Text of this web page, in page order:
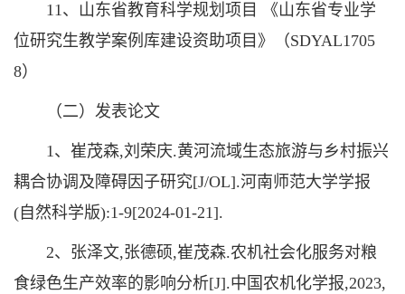
11、山东省教育科学规划项目 《山东省专业学
位研究生教学案例库建设资助项目》（SDYAL1705
8）
（二）发表论文
1、崔茂森,刘荣庆.黄河流域生态旅游与乡村振兴
耦合协调及障碍因子研究[J/OL].河南师范大学学报
(自然科学版):1-9[2024-01-21].
2、张泽文,张德硕,崔茂森.农机社会化服务对粮
食绿色生产效率的影响分析[J].中国农机化学报,2023,